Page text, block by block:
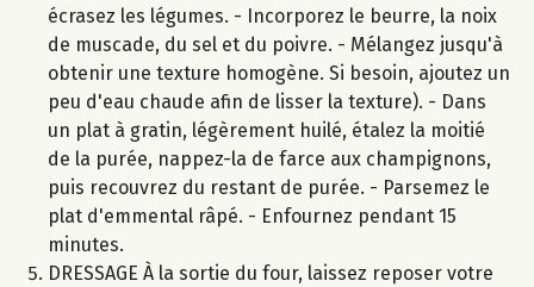
écrasez les légumes. - Incorporez le beurre, la noix
de muscade, du sel et du poivre. - Mélangez jusqu'à
obtenir une texture homogène. Si besoin, ajoutez un
peu d'eau chaude afin de lisser la texture). - Dans
un plat à gratin, légèrement huilé, étalez la moitié
de la purée, nappez-la de farce aux champignons,
puis recouvrez du restant de purée. - Parsemez le
plat d'emmental râpé. - Enfournez pendant 15
minutes.
DRESSAGE À la sortie du four, laissez reposer votre